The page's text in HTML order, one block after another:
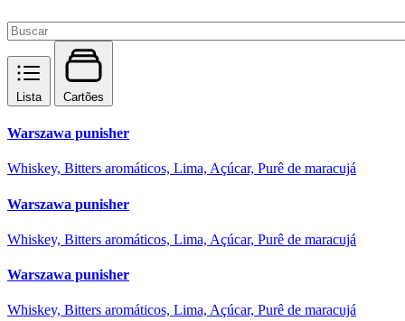
Lista Cartões
Warszawa punisher
Whiskey, Bitters aromáticos, Lima, Açúcar, Purê de maracujá
Warszawa punisher
Whiskey, Bitters aromáticos, Lima, Açúcar, Purê de maracujá
Warszawa punisher
Whiskey, Bitters aromáticos, Lima, Açúcar, Purê de maracujá